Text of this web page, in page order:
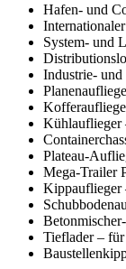
Hafen- und
System- und
Industrie-
Kühlauflieger
Plateau-
Mega-Trailer
Kippauflieger
Tieflader –